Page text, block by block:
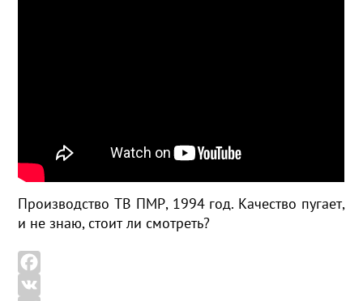
Производство ТВ ПМР, 1994 год. Качество пугает,
и не знаю, стоит ли смотреть?
F